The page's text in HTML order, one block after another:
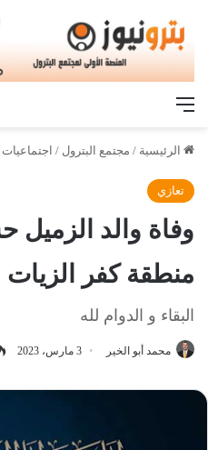
القائمة
الرئيسية / مجتمع البترول / اجتماعيات
تعازي
وفاة والد
منطقة كفر الزيات
البقاء و الدوام لله
محمد أبو الخير 3 مارس، 2023